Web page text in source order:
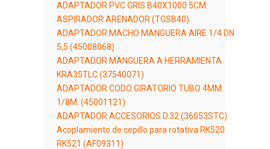
ADAPTADOR PVC GRIS B40X1000 5CM.
ASPIRADOR ARENADOR (TGSB40)
ADAPTADOR MACHO MANGUERA AIRE 1/4 DN
5,5 (45008068)
ADAPTADOR MANGUERA A HERRAMIENTA
KRA35TLC (37540071)
ADAPTADOR CODO GIRATORIO TUBO 4MM.
1/8M. (45001121)
ADAPTADOR ACCESORIOS D.32 (36053STC)
Acoplamiento de cepillo para rotativa RK520
RK521 (AF09311)